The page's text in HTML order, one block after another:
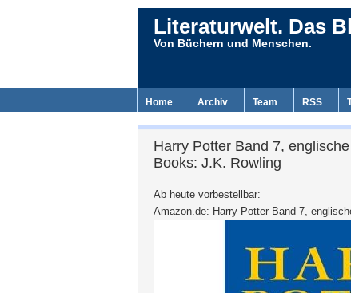
Literaturwelt. Das
Von Büchern und Menschen.
Home Archiv Team RSS
Harry Potter Band 7,
Books: J.K. Rowling
Ab heute vorbestellbar:
Amazon.de: Harry Potter Band 7,